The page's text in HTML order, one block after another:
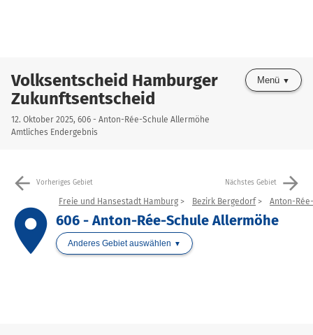
Volksentscheid Hamburger
Zukunftsentscheid
12. Oktober 2025, 606 - Anton-Rée-Schule Allermöhe
Amtliches Endergebnis
Menü
arrow_back Vorheriges Gebiet Nächstes Gebiet arrow_forward
place
Freie und Hansestadt Hamburg Bezirk Bergedorf Anton-
606 - Anton-Rée-Schule Allermöhe
Anderes Gebiet auswählen